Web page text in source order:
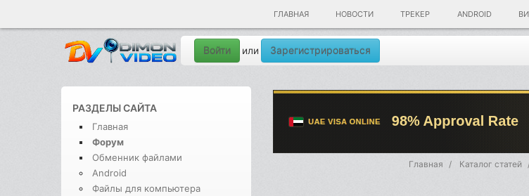
ГЛАВНАЯ НОВОСТИ ТРЕКЕР ANDROID
Войти или Зарегистрироваться
РАЗДЕЛЫ САЙТА
Главная
Форум
Обменник файлами
Android
Файлы для компьютера
Главная Каталог статей